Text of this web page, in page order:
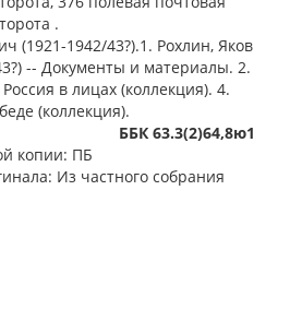
.
(1921-1942/43?).1. Рохлин, Яков
-- Документы и материалы. 2.
в лицах (коллекция). 4.
(коллекция).
ББК 63.3(2)64,8ю1
копии: ПБ
Из частного собрания